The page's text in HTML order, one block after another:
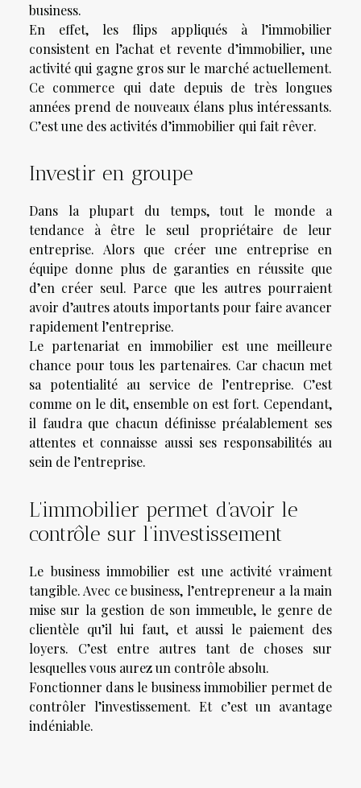
business.
En effet, les flips appliqués à l’immobilier
consistent en l’achat et revente d’immobilier, une
activité qui gagne gros sur le marché actuellement.
Ce commerce qui date depuis de très longues
années prend de nouveaux élans plus intéressants.
C’est une des activités d’immobilier qui fait rêver.
Investir en groupe
Dans la plupart du temps, tout le monde a
tendance à être le seul propriétaire de leur
entreprise. Alors que créer une entreprise en
équipe donne plus de garanties en réussite que
d’en créer seul. Parce que les autres pourraient
avoir d’autres atouts importants pour faire avancer
rapidement l’entreprise.
Le partenariat en immobilier est une meilleure
chance pour tous les partenaires. Car chacun met
sa potentialité au service de l’entreprise. C’est
comme on le dit, ensemble on est fort. Cependant,
il faudra que chacun définisse préalablement ses
attentes et connaisse aussi ses responsabilités au
sein de l’entreprise.
L’immobilier permet d’avoir le
contrôle sur l’investissement
Le business immobilier est une activité vraiment
tangible. Avec ce business, l’entrepreneur a la main
mise sur la gestion de son immeuble, le genre de
clientèle qu’il lui faut, et aussi le paiement des
loyers. C’est entre autres tant de choses sur
lesquelles vous aurez un contrôle absolu.
Fonctionner dans le business immobilier permet de
contrôler l’investissement. Et c’est un avantage
indéniable.